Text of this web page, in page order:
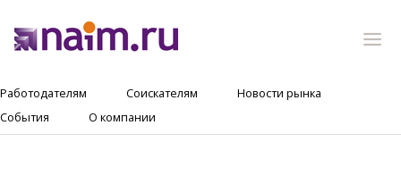
Работодателям Соискателям
Новости рынка
События
О компании